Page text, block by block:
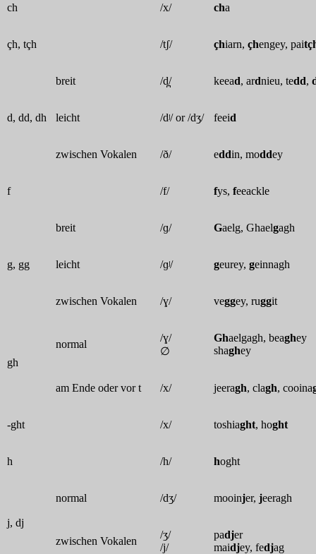
ch /x/ cha
çh, tçh /tʃ/ çhiarn, çhengey, pai
d, dd, dh
breit /d̪/ keead, ardnieu, tedd,
leicht /dʲ/ or /dʒ/ feeid
zwischen Vokalen /ð/ eddin, moddey
f /f/ fys, feeackle
g, gg
breit /ɡ/ Gaelg, Ghaelgagh
leicht /ɡʲ/ geurey, geinnagh
zwischen Vokalen /ɣ/ veggey, ruggit
gh
normal
/ɣ/
∅
Ghaelgagh, beaghey
shaghey
am Ende oder vor t /x/ jeeragh, clagh, cooina
-ght /x/ toshiaght, hoght
h /h/ hoght
j, dj
normal /dʒ/ mooinjer, jeeragh
zwischen Vokalen
/ʒ/
/j/
padjer
maidjey, fedjag